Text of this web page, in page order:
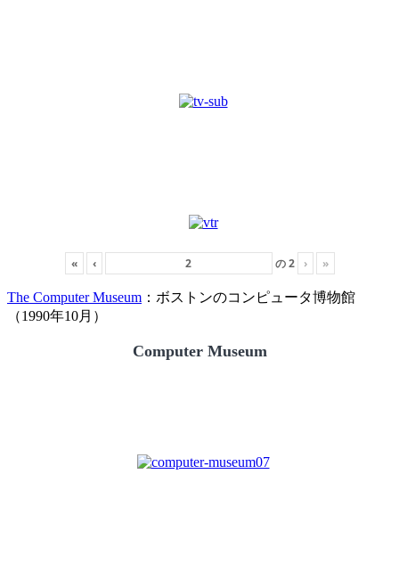
« ‹ の2 › »
The Computer Museum ：ボストンのコンピュータ博物館
（1990年10月）
Computer Museum